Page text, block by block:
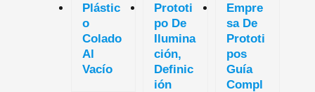
Plástic
O
Colado
Al
Vacío
Prototi
Po De
Ilumina
Ción,
Definic
Ión
Empre
Sa De
Prototi
Pos
Guía
Compl